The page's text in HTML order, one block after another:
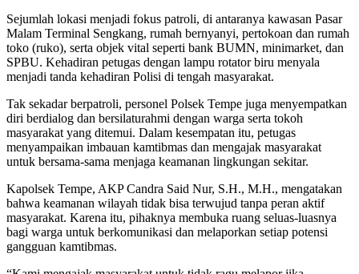
Sejumlah lokasi menjadi fokus patroli, di antaranya kawasan Pasar
Malam Terminal Sengkang, rumah bernyanyi, pertokoan dan rumah
toko (ruko), serta objek vital seperti bank BUMN, minimarket, dan
SPBU. Kehadiran petugas dengan lampu rotator biru menyala
menjadi tanda kehadiran Polisi di tengah masyarakat.
Tak sekadar berpatroli, personel Polsek Tempe juga menyempatkan
diri berdialog dan bersilaturahmi dengan warga serta tokoh
masyarakat yang ditemui. Dalam kesempatan itu, petugas
menyampaikan imbauan kamtibmas dan mengajak masyarakat
untuk bersama-sama menjaga keamanan lingkungan sekitar.
Kapolsek Tempe, AKP Candra Said Nur, S.H., M.H., mengatakan
bahwa keamanan wilayah tidak bisa terwujud tanpa peran aktif
masyarakat. Karena itu, pihaknya membuka ruang seluas-luasnya
bagi warga untuk berkomunikasi dan melaporkan setiap potensi
gangguan kamtibmas.